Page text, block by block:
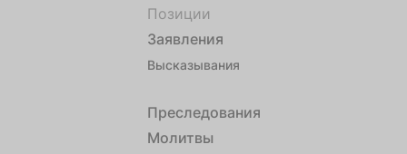
Позиции
Заявления
Высказывания
Преследования
Молитвы